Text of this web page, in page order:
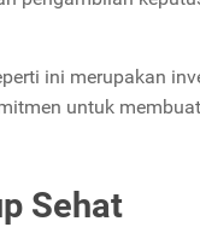
ini merupakan
untuk
Sehat